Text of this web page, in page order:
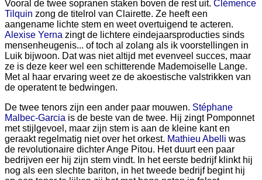
Vooral de twee sopranen staken boven de rest uit. Clémence
Tilquin zong de titelrol van Clairette. Ze heeft een
aangename lichte stem en weet overtuigend te acteren.
Alexise Yerna zingt de lichtere eindejaarsproducties sinds
mensenheugenis... of toch al zolang als ik voorstellingen in
Luik bijwoon. Dat was niet altijd met evenveel succes, maar
ze is deze keer wel een schitterende Mademoiselle Lange.
Met al haar ervaring weet ze de akoestische valstrikken van
de operatent te bedwingen.
De twee tenors zijn een ander paar mouwen. Stéphane
Malbec-Garcia is de beste van de twee. Hij zingt Pomponnet
met stijlgevoel, maar zijn stem is aan de kleine kant en
geraakt regelmatig niet over het orkest. Mathieu Abelli was
de revolutionaire dichter Ange Pitou. Het duurt een paar
bedrijven eer hij zijn stem vindt. In het eerste bedrijf klinkt hij
nog als een slechte bariton, in het tweede bedrijf begint hij